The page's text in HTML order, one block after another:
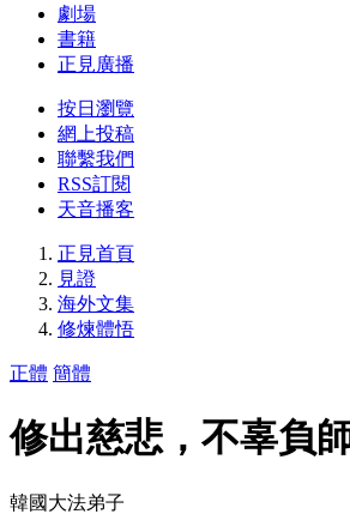
劇場
書籍
正見廣播
按日瀏覽
網上投稿
聯繫我們
RSS訂閱
天音播客
正見首頁
見證
海外文集
修煉體悟
正體 簡體
修出慈悲，不辜負
韓國大法弟子